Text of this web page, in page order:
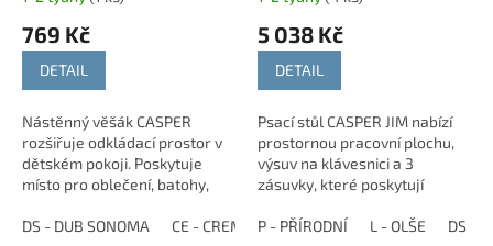
769 Kč
DETAIL
Nástěnný věšák CASPER
rozšiřuje odkládací prostor v
dětském pokoji. Poskytuje
místo pro oblečení, batohy,
pomáhá udržet věci přehledně
DS - DUB SONOMA CE - CREME Z - ZELENÁ R - RŮŽOVÁ
5 038 Kč
DETAIL
Psací stůl CASPER JIM nabízí
prostornou pracovní plochu,
výsuv na klávesnici a 3
zásuvky, které poskytují
školní potřeby, dokumenty i
P - PŘÍRODNÍ L - OLŠE DS -